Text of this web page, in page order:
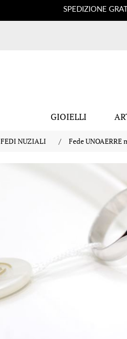
SPEDIZIONE
GIOIELLI
FEDI NUZIALI / Fede